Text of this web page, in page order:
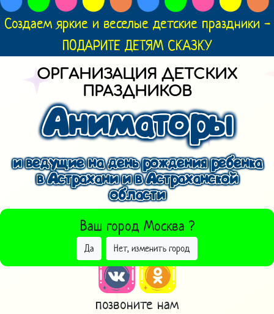
Создаем яркие и веселые детские праздники -
ПОДАРИТЕ ДЕТЯМ СКАЗКУ
ОРГАНИЗАЦИЯ ДЕТСКИХ
ПРАЗДНИКОВ
Аниматоры
и ведущие на день рождения ребенка
в Астрахани и в Астраханской
области
Ваш город Москва ?
Да Нет, изменить город
ВЫБРАТЬ ДРУГОЙ ГОРОД
позвоните нам